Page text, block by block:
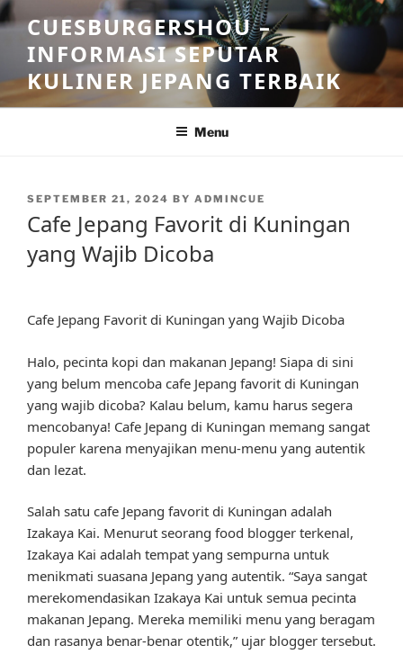
Skip
to
content
CUESBURGERSHOU –
INFORMASI SEPUTAR
KULINER JEPANG TERBAIK
Menu
POSTED
SEPTEMBER 21, 2024 BY ADMINCUE
Cafe Jepang Favorit di Kuningan
yang Wajib Dicoba
Cafe Jepang Favorit di Kuningan yang Wajib Dicoba
Halo, pecinta kopi dan makanan Jepang! Siapa di sini
yang belum mencoba cafe Jepang favorit di Kuningan
yang wajib dicoba? Kalau belum, kamu harus segera
mencobanya! Cafe Jepang di Kuningan memang sangat
populer karena menyajikan menu-menu yang autentik
dan lezat.
Salah satu cafe Jepang favorit di Kuningan adalah
Izakaya Kai. Menurut seorang food blogger terkenal,
Izakaya Kai adalah tempat yang sempurna untuk
menikmati suasana Jepang yang autentik. “Saya sangat
merekomendasikan Izakaya Kai untuk semua pecinta
makanan Jepang. Mereka memiliki menu yang beragam
dan rasanya benar-benar otentik,” ujar blogger tersebut.